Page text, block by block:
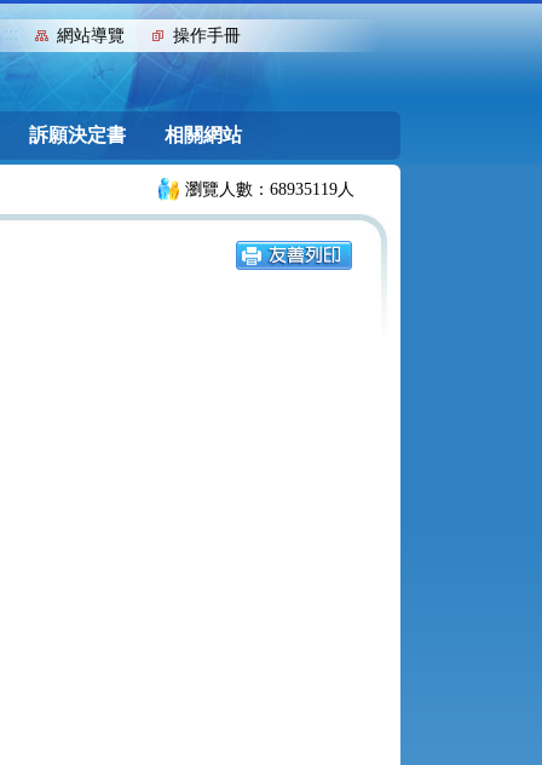
::: 網站導覽 操作手冊
訴願決定書 相關網站
瀏覽人數：68935119人